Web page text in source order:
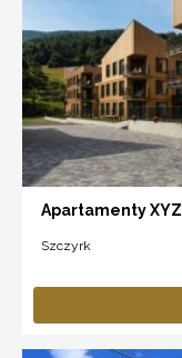
Apartamenty XYZ
Szczyrk